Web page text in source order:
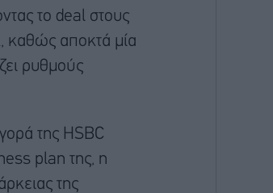
το deal στους
καθώς αποκτά μία
ρυθμούς
της HSBC
plan της, η
της